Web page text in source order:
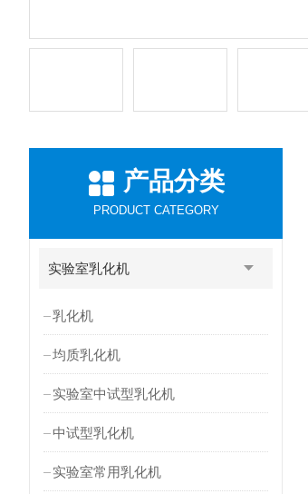
产品分类
PRODUCT CATEGORY
实验室乳化机
乳化机
均质乳化机
实验室中试型乳化机
中试型乳化机
实验室常用乳化机